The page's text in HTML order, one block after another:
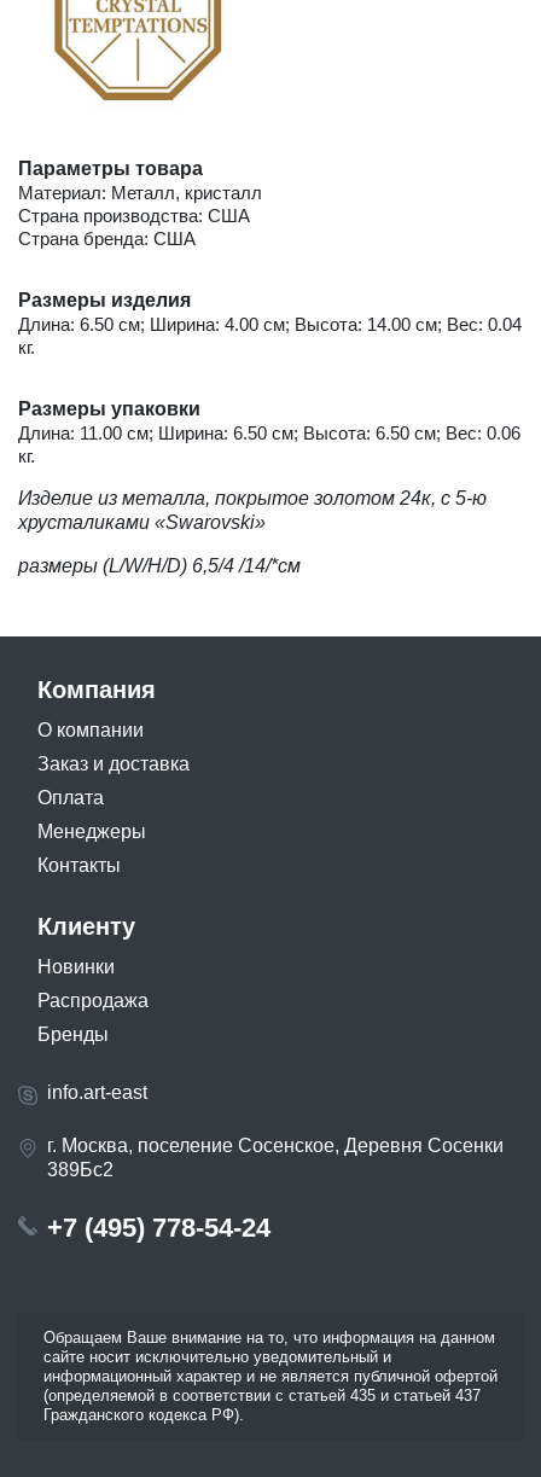
Параметры товара
Материал: Металл, кристалл
Страна производства: США
Страна бренда: США
Размеры изделия
Длина: 6.50 см; Ширина: 4.00 см; Высота: 14.00 см; Вес: 0.04
кг.
Размеры упаковки
Длина: 11.00 см; Ширина: 6.50 см; Высота: 6.50 см; Вес: 0.06
кг.
Изделие из металла, покрытое золотом 24к, с 5-ю
хрусталиками «Swarovski»
размеры (L/W/H/D) 6,5/4 /14/*см
Компания
О компании
Заказ и доставка
Оплата
Менеджеры
Контакты
Клиенту
Новинки
Распродажа
Бренды
info.art-east
г. Москва, поселение Сосенское, Деревня Сосенки
389Бс2
+7 (495) 778-54-24
Обращаем Ваше внимание на то, что информация на данном
сайте носит исключительно уведомительный и
информационный характер и не является публичной офертой
(определяемой в соответствии с статьей 435 и статьей 437
Гражданского кодекса РФ).